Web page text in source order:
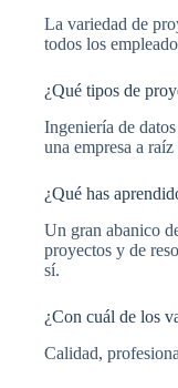
La variedad de
todos los
¿Qué tipos de
Ingeniería de
una empresa a raíz
¿Qué has
Un gran abanico
proyectos y de
sí.
¿Con cuál de los
Calidad,